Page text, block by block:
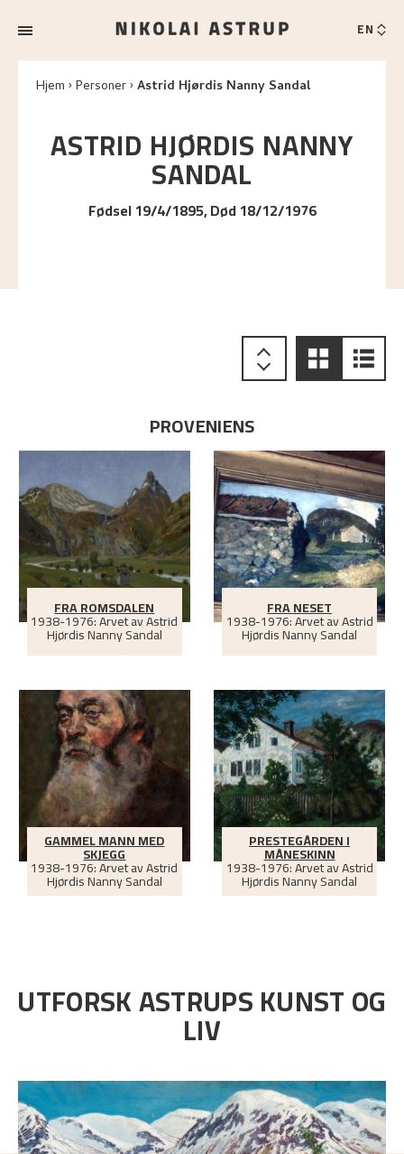
EN
Hjem Personer Astrid Hjørdis Nanny Sandal
ASTRID HJØRDIS NANNY
SANDAL
Fødsel 19/4/1895, Død 18/12/1976
PROVENIENS
FRA ROMSDALEN
1938-1976: Arvet av Astrid
Hjørdis Nanny Sandal
FRA NESET
1938-1976: Arvet av Astrid
Hjørdis Nanny Sandal
GAMMEL MANN MED
SKJEGG
1938-1976: Arvet av Astrid
Hjørdis Nanny Sandal
PRESTEGÅRDEN I
MÅNESKINN
1938-1976: Arvet av Astrid
Hjørdis Nanny Sandal
UTFORSK ASTRUPS KUNST OG
LIV